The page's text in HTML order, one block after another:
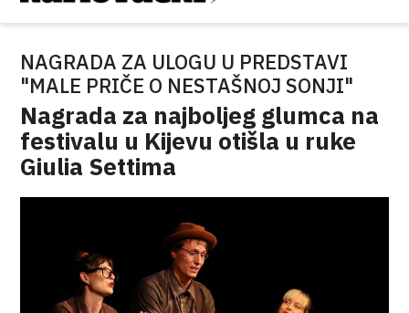
NAGRADA ZA ULOGU U PREDSTAVI
"MALE PRIČE O NESTAŠNOJ SONJI"
Nagrada za najboljeg glumca na
festivalu u Kijevu otišla u ruke
Giulia Settima